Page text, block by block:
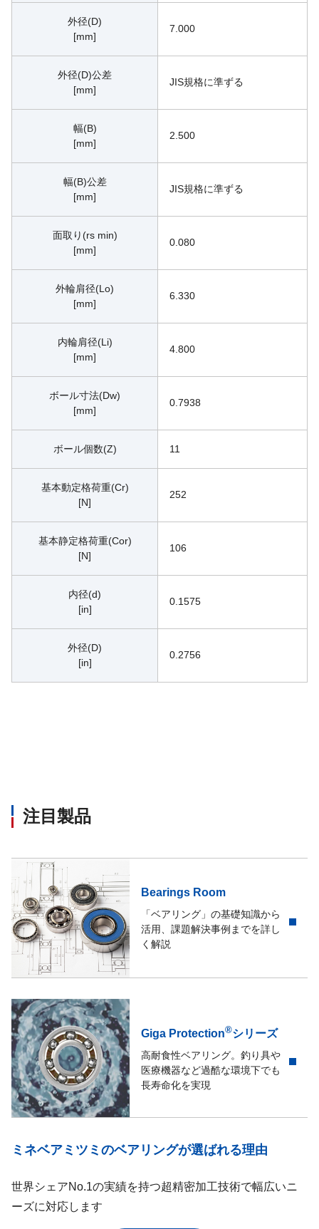
外径(D)
[mm]
7.000
外径(D)公差
[mm]
JIS規格に準ずる
幅(B)
[mm]
2.500
幅(B)公差
[mm]
JIS規格に準ずる
面取り(rs min)
[mm]
0.080
外輪肩径(Lo)
[mm]
6.330
内輪肩径(Li)
[mm]
4.800
ボール寸法(Dw)
[mm]
0.7938
ボール個数(Z) 11
基本動定格荷重(Cr)
[N]
252
基本静定格荷重(Cor)
[N]
106
内径(d)
[in]
0.1575
外径(D)
[in]
0.2756
注目製品
Bearings Room
「ベアリング」の基礎知識から
活用、課題解決事例までを詳し
く解説
Giga Protection®シリーズ
高耐食性ベアリング。釣り具や
医療機器など過酷な環境下でも
長寿命化を実現
ミネベアミツミのベアリングが選ばれる理由
世界シェアNo.1の実績を持つ超精密加工技術で幅広いニ
ーズに対応します